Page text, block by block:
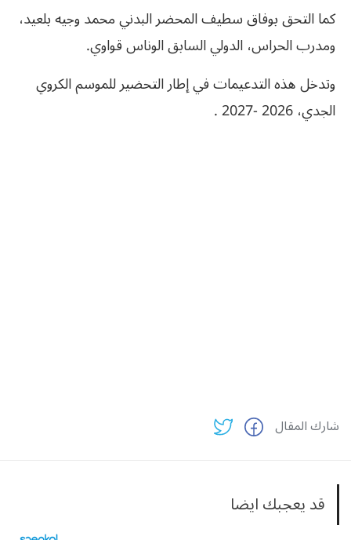
كما التحق بوفاق سطيف المحضر البدني محمد وجيه بلعيد،
ومدرب الحراس، الدولي السابق الوناس قواوي.
وتدخل هذه التدعيمات في إطار التحضير للموسم الكروي
الجدي، 2026 -2027 .
شارك المقال
قد يعجبك ايضا